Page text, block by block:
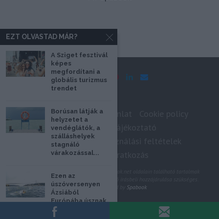
Impresszum Médiaajánlat
Adatkezelési tájékoztató
Szerzői jogok, felhasználási feltételek
Hírlevél feliratkozás
felhasználásához, újraközléséhez a szerző írásbeli hozzájárulása szükséges.
All Rights Reserved by Spabook
EZT OLVASTAD MÁR?
A Sziget fesztivál
képes
megfordítani a
globális turizmus
trendet
Borúsan látják a
helyzetet a
vendéglátók, a
szálláshelyek
stagnáló
várakozással...
Ezen az
úszóversenyen
Ázsiából
Európába úsznak
a versenyzők